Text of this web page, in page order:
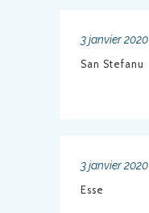
3 janvier 2020
San Stefanu
3 janvier 2020
Esse